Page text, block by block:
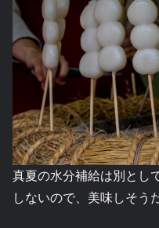
真夏の水分補給は別とし
しないので、美味しそう